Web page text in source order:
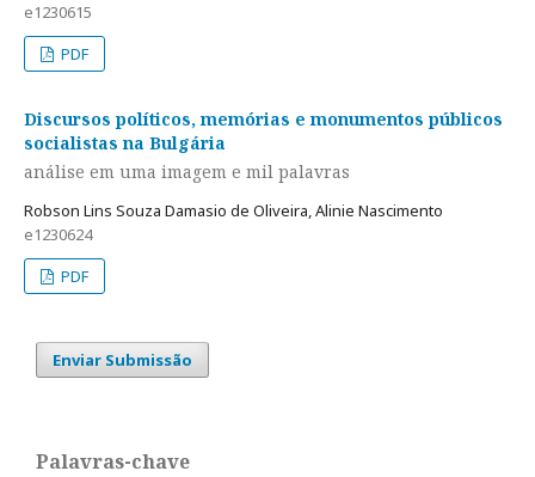
e1230615
PDF
Discursos políticos, memórias e monumentos públicos
socialistas na Bulgária
análise em uma imagem e mil palavras
Robson Lins Souza Damasio de Oliveira, Alinie Nascimento
e1230624
PDF
Enviar Submissão
Palavras-chave